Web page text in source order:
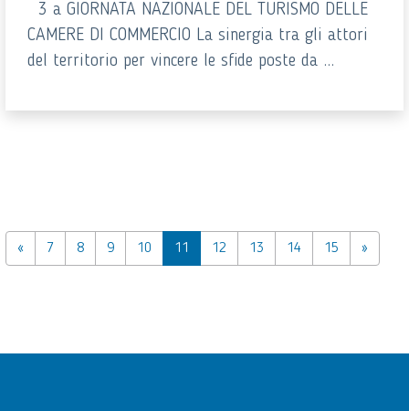
3 a GIORNATA NAZIONALE DEL TURISMO DELLE
CAMERE DI COMMERCIO La sinergia tra gli attori
del territorio per vincere le sfide poste da ...
« 7 8 9 10 11 12 13 14 15 »